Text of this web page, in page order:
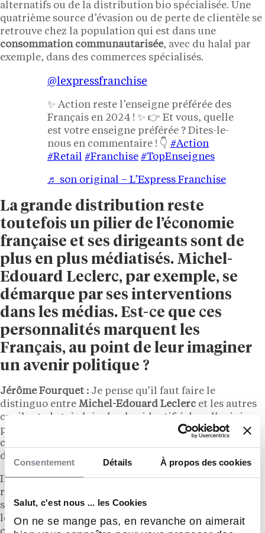
Consentement Détails À propos des cookies
Salut, c'est nous ... les Cookies
On ne se mange pas, en revanche on aimerait
alternatifs ou de la distribution bio spécialisée. Une
quatrième source d’évasion ou de perte de clientèle se
retrouve chez la population qui est dans une
consommation communautarisée, avec du halal par
exemple, dans des commerces spécialisés.
@lexpressfranchise
✨ Action reste l’enseigne préférée des
Français en 2024 ! ✨ 👉 Et vous, quelle
est votre enseigne préférée ? Dites-le-
nous en commentaire ! 👇 #Action
#Retail #Franchise #TopEnseignes
♬ son original – L’Express Franchise
La grande distribution reste
toutefois un pilier de l’économie
française et ses dirigeants sont de
plus en plus médiatisés. Michel-
Edouard Leclerc, par exemple, se
démarque par ses interventions
dans les médias. Est-ce que ces
personnalités marquent les
Français, au point de leur imaginer
un avenir politique ?
Jérôme Fourquet : Je pense qu’il faut faire le
distinguo entre Michel-Edouard Leclerc et les autres
car il est, de très loin, le plus identifié dans l’opinion
publique. Au-delà de son talent de communicant
certain, il dispose de deux qualités qui font souvent
défaut aux politiques.
Il dispose d’une part d’une connaissance fine de la
réalité contemporaine de la société puisqu’il est, via
sonréseau de magasins, en contact permanent avec
les Français qui sont aussi ses clients et